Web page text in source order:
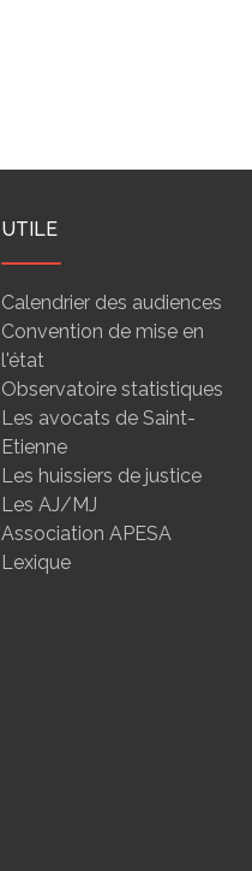
UTILE
Calendrier des audiences
Convention de mise en
l'état
Observatoire statistiques
Les avocats de Saint-
Etienne
Les huissiers de justice
Les AJ/MJ
Association APESA
Lexique